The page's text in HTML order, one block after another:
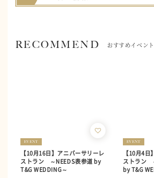
RECOMMEND おすすめイベント
EVENT
【10月16日】アニバーサリーレ
ストラン ～NEEDS表参道 by
T&G WEDDING～
EVENT
【10月4
ストラン
by T&G